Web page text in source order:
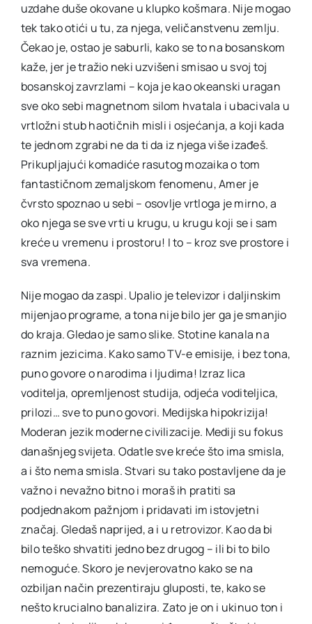
uzdahe duše okovane u klupko košmara. Nije mogao
tek tako otići u tu, za njega, veličanstvenu zemlju.
Čekao je, ostao je saburli, kako se to na bosanskom
kaže, jer je tražio neki uzvišeni smisao u svoj toj
bosanskoj zavrzlami – koja je kao okeanski uragan
sve oko sebi magnetnom silom hvatala i ubacivala u
vrtložni stub haotičnih misli i osjećanja, a koji kada
te jednom zgrabi ne da ti da iz njega više izađeš.
Prikupljajući komadiće rasutog mozaika o tom
fantastičnom zemaljskom fenomenu, Amer je
čvrsto spoznao u sebi – osovlje vrtloga je mirno, a
oko njega se sve vrti u krugu, u krugu koji se i sam
kreće u vremenu i prostoru! I to – kroz sve prostore i
sva vremena.
Nije mogao da zaspi. Upalio je televizor i daljinskim
mijenjao programe, a tona nije bilo jer ga je smanjio
do kraja. Gledao je samo slike. Stotine kanala na
raznim jezicima. Kako samo TV-e emisije, i bez tona,
puno govore o narodima i ljudima! Izraz lica
voditelja, opremljenost studija, odjeća voditeljica,
prilozi… sve to puno govori. Medijska hipokrizija!
Moderan jezik moderne civilizacije. Mediji su fokus
današnjeg svijeta. Odatle sve kreće što ima smisla,
a i što nema smisla. Stvari su tako postavljene da je
važno i nevažno bitno i moraš ih pratiti sa
podjednakom pažnjom i pridavati im istovjetni
značaj. Gledaš naprijed, a i u retrovizor. Kao da bi
bilo teško shvatiti jedno bez drugog – ili bi to bilo
nemoguće. Skoro je nevjerovatno kako se na
ozbiljan način prezentiraju gluposti, te, kako se
nešto krucialno banalizira. Zato je on i ukinuo ton i